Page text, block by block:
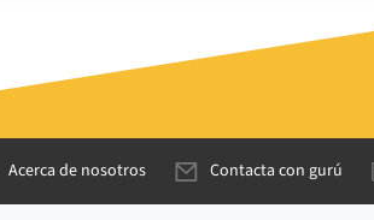
Acerca de nosotros Contacta con gurú